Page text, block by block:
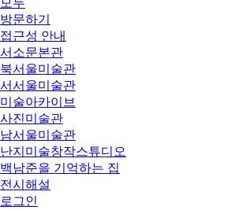
모두
방문하기
접근성 안내
서소문본관
북서울미술관
서서울미술관
미술아카이브
사진미술관
남서울미술관
난지미술창작스튜디오
백남준을 기억하는 집
전시해설
로그인